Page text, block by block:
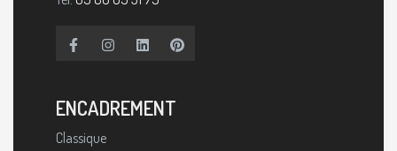
ENCADREMENT
Classique